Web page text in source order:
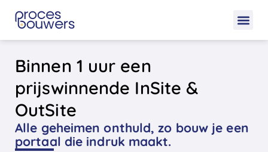
Binnen 1 uur een
prijswinnende InSite &
OutSite
Alle geheimen onthuld, zo bouw je een
portaal die indruk maakt.